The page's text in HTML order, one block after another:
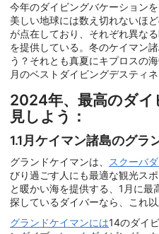
今年のダイビングバケーション
美しい地球には数え切れないほ
が点在しており、それぞれ異な
を提供している。冬のケイマン
う？それとも真夏にキプロスの
月のベストダイビングデスティ
2024年、最高のダ
見しよう：
1.1月ケイマン諸島のグラ
グランドケイマンは、 スクーバ
びり過ごす人にも最適な観光ス
と暖かい海を提供する、1月に
探しているダイバーなら、これ以
グランドケイマンには14のダイ